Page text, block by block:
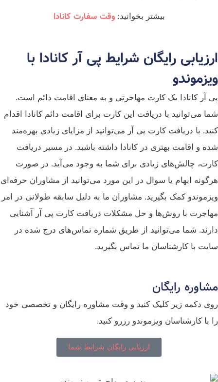
بیشتر بخوانید:وقت سفارت کانادا
ارزیابی رایگان شرایط پی آر کانادا با
ویزموندو
پی آر کانادا یک کارت مهاجرتی و به معنای اقامت دائم است.
شما می‌توانید با دریافت این کارت برای اقامت دائم کانادا اقدام
کنید. با دریافت کارت پی آر می‌توانید از مزایای زیادی بهره‌مند
شده و اقامت بهتری در کانادا داشته باشید. در مسیر دریافت
کارت، چالش‌های زیادی برای شما به وجود می‌آید. در صورت
هرگونه ابهام یا سوال در این مورد می‌توانید از مشاوران حرفه‌ای
ویزموندو کمک بگیرید. مشاوران ما به دلیل سابقه طولانی در امر
مهاجرت با روش‌ها و حل مشکلات دریافت کارت پی آر آشنایی
دارند. شما می‌توانید از طریق شماره تماس‌های درج شده در
سایت با کارشناسان ما تماس بگیرید.
مشاوره رایگان
روی دکمه زیر کلیک کنید و وقت مشاوره رایگان و تخصصی خود
را با کارشناسان ویزموندو رزرو کنید.
ارزیابی رایگان شرایط شما